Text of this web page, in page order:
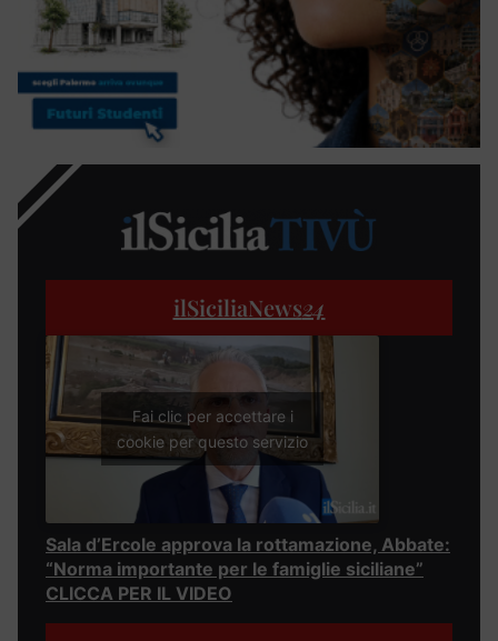
ilSiciliaNews24
Fai clic per accettare i
cookie per questo servizio
Sala d’Ercole approva la rottamazione, Abbate:
“Norma importante per le famiglie siciliane”
CLICCA PER IL VIDEO